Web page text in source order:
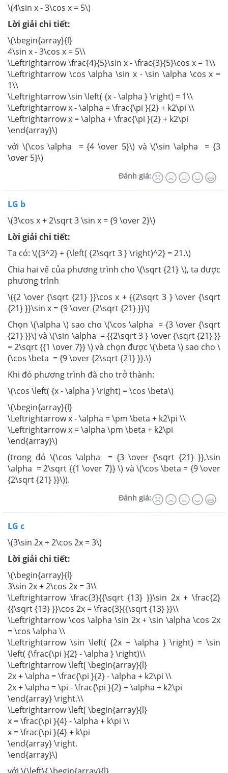
\(4\sin x - 3\cos x = 5\)
Lời giải chi tiết:
\(\begin{array}{l}
4\sin x - 3\cos x = 5\\
\Leftrightarrow \frac{4}{5}\sin x - \frac{3}{5}\cos x = 1\\
\Leftrightarrow \cos \alpha \sin x - \sin \alpha \cos x =
1\\
\Leftrightarrow \sin \left( {x - \alpha } \right) = 1\\
\Leftrightarrow x - \alpha = \frac{\pi }{2} + k2\pi \\
\Leftrightarrow x = \alpha + \frac{\pi }{2} + k2\pi
\end{array}\)
với \(\cos \alpha = {4 \over 5}\) và \(\sin \alpha = {3
\over 5}\)
Đánh giá:
LG b
\(3\cos x + 2\sqrt 3 \sin x = {9 \over 2}\)
Lời giải chi tiết:
Ta có: \({3^2} + {\left( {2\sqrt 3 } \right)^2} = 21.\)
Chia hai vế của phương trình cho \(\sqrt {21} \), ta được
phương trình
\({2 \over {\sqrt {21} }}\cos x + {{2\sqrt 3 } \over {\sqrt
{21} }}\sin x = {9 \over {2\sqrt {21} }}\)
Chọn \(\alpha \) sao cho \(\cos \alpha = {3 \over {\sqrt
{21} }}\) và \(\sin \alpha = {{2\sqrt 3 } \over {\sqrt {21} }}
= 2\sqrt {{1 \over 7}} \) và chọn được \(\beta \) sao cho \
(\cos \beta = {9 \over {2\sqrt {21} }}.\)
Khi đó phương trình đã cho trở thành:
\(\cos \left( {x - \alpha } \right) = \cos \beta\)
\(\begin{array}{l}
\Leftrightarrow x - \alpha = \pm \beta + k2\pi \\
\Leftrightarrow x = \alpha \pm \beta + k2\pi
\end{array}\)
(trong đó \(\cos \alpha = {3 \over {\sqrt {21} }},\sin
\alpha = 2\sqrt {{1 \over 7}} \) và \(\cos \beta = {9 \over
{2\sqrt {21} }}\)).
Đánh giá:
LG c
\(3\sin 2x + 2\cos 2x = 3\)
Lời giải chi tiết:
\(\begin{array}{l}
3\sin 2x + 2\cos 2x = 3\\
\Leftrightarrow \frac{3}{{\sqrt {13} }}\sin 2x + \frac{2}
{{\sqrt {13} }}\cos 2x = \frac{3}{{\sqrt {13} }}\\
\Leftrightarrow \cos \alpha \sin 2x + \sin \alpha \cos 2x
= \cos \alpha \\
\Leftrightarrow \sin \left( {2x + \alpha } \right) = \sin
\left( {\frac{\pi }{2} - \alpha } \right)\\
\Leftrightarrow \left[ \begin{array}{l}
2x + \alpha = \frac{\pi }{2} - \alpha + k2\pi \\
2x + \alpha = \pi - \frac{\pi }{2} + \alpha + k2\pi
\end{array} \right.\\
\Leftrightarrow \left[ \begin{array}{l}
x = \frac{\pi }{4} - \alpha + k\pi \\
x = \frac{\pi }{4} + k\pi
\end{array} \right.
\end{array}\)